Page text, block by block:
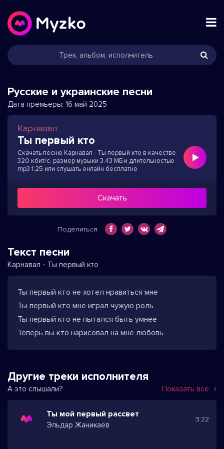
Русские и украинские песни
Дата премьеры: 16 май 2025
Карнавал
Ты первый кто
Скачать песню Карнавал - Ты первый кто в качестве
320 кбит/с, размер музыки 3.43 МБ и длительностью
mp3 1:25 или слушать онлайн бесплатно
Скачать
Поделиться
Текст песни
Карнавал - Ты первый кто
Ты первый кто не хотел нравиться мне
Ты первый кто мне играл чужую роль
Ты первый кто не пытался быть умнее
Теперь вы кто нарисовал на мне любовь
Другие треки исполнителя
А это слышали? Показать все
Ты мой первый рассвет
Эльдар Жаникаев
3:22